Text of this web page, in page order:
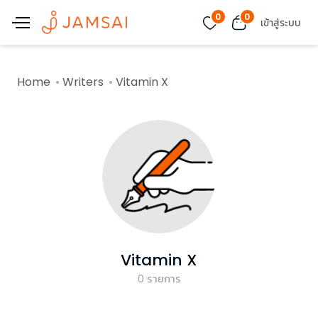
0 0 เข้าสู่ระบบ
Home Writers Vitamin X
Vitamin X
0 รายการ